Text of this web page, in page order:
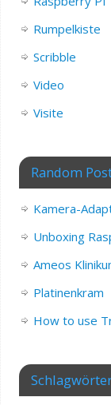
Rumpelkiste
Scribble
Video
Visite
Random
Kamera-
Unboxing
Ameos
Platinenkram
How to use